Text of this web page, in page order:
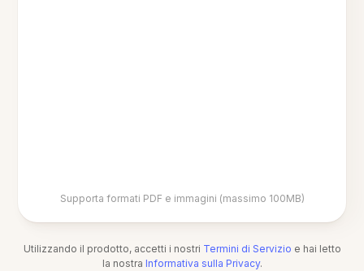
Supporta formati PDF e immagini (massimo 100MB)
Utilizzando il prodotto, accetti i nostri Termini di Servizio e hai letto
la nostra Informativa sulla Privacy.